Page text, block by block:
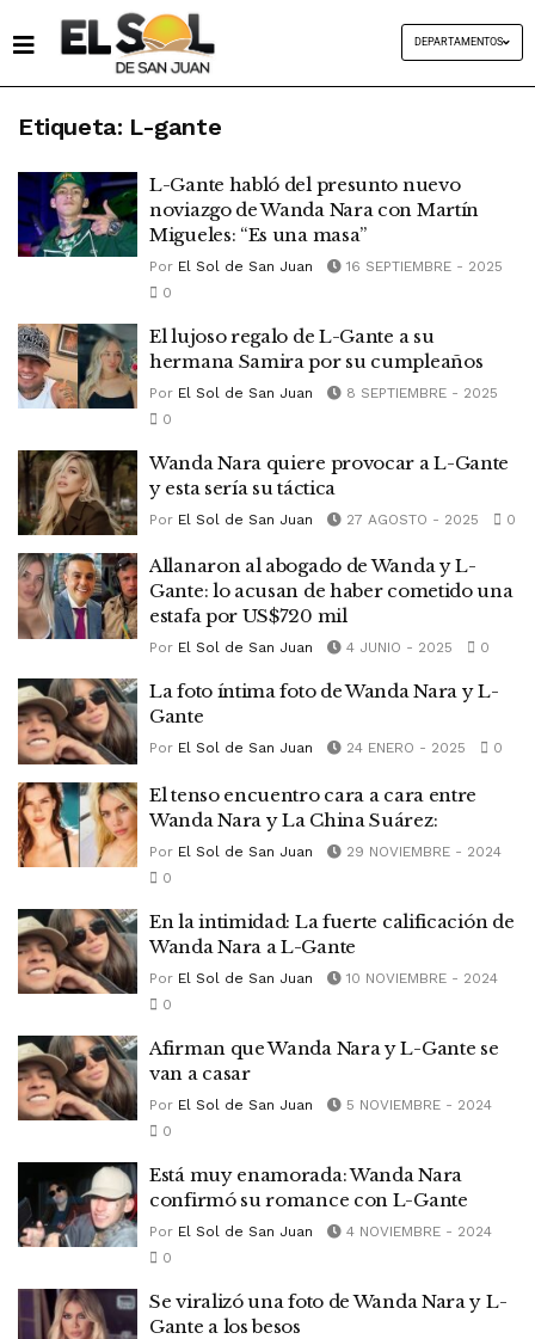
DEPARTAMENTOS
Etiqueta: L-gante
L-Gante habló del presunto nuevo
noviazgo de Wanda Nara con Martín
Migueles: “Es una masa”
Por El Sol de San Juan
16 SEPTIEMBRE - 2025
0
El lujoso regalo de L-Gante a su
hermana Samira por su cumpleaños
Por El Sol de San Juan
8 SEPTIEMBRE - 2025
0
Wanda Nara quiere provocar a L-Gante
y esta sería su táctica
Por El Sol de San Juan 27 AGOSTO - 2025 0
Allanaron al abogado de Wanda y L-
Gante: lo acusan de haber cometido una
estafa por US$720 mil
Por El Sol de San Juan 4 JUNIO - 2025 0
La foto íntima foto de Wanda Nara y L-
Gante
Por El Sol de San Juan 24 ENERO - 2025 0
El tenso encuentro cara a cara entre
Wanda Nara y La China Suárez:
Por El Sol de San Juan
29 NOVIEMBRE - 2024
0
En la intimidad: La fuerte calificación de
Wanda Nara a L-Gante
Por El Sol de San Juan
10 NOVIEMBRE - 2024
0
Afirman que Wanda Nara y L-Gante se
van a casar
Por El Sol de San Juan
5 NOVIEMBRE - 2024
0
Está muy enamorada: Wanda Nara
confirmó su romance con L-Gante
Por El Sol de San Juan
4 NOVIEMBRE - 2024
0
Se viralizó una foto de Wanda Nara y L-
Gante a los besos